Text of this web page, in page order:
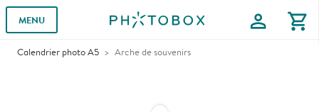
MENU profile shopping_cart
Calendrier photo A5 Arche de souvenirs